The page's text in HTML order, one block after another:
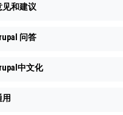
见和建议
问答
中文化
用